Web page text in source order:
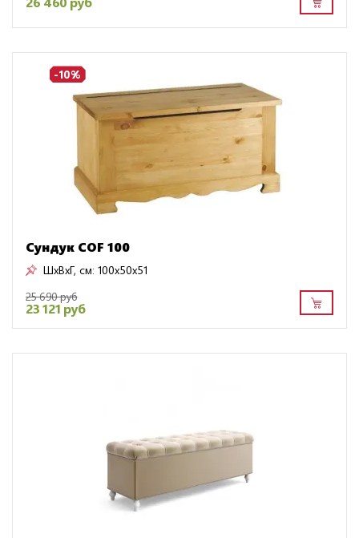
-10%
Сундук COF 100
ШxВxГ, см: 100x50x51
25 690 руб
23 121 руб